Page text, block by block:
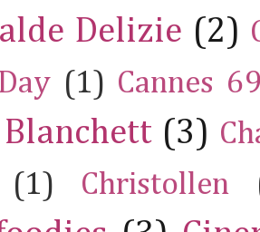
Delizie (2)
(1) Cannes
Blanchett (3)
(1) Christollen